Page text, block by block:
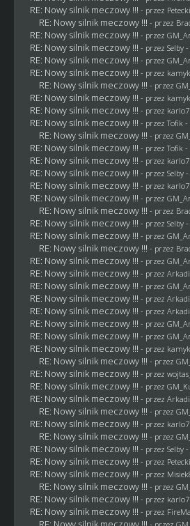
RE: Nowy silnik meczowy !!! - przez Petecki
RE: Nowy silnik meczowy !!! - przez
RE: Nowy silnik meczowy !!! - przez
RE: Nowy silnik meczowy !!! - przez Selby-
RE: Nowy silnik meczowy !!! - przez
RE: Nowy silnik meczowy !!! - przez
RE: Nowy silnik meczowy !!! - przez
RE: Nowy silnik meczowy !!! - przez
RE: Nowy silnik meczowy !!! - przez
RE: Nowy silnik meczowy !!! - przezTofik -
RE: Nowy silnik meczowy !!! - przez
RE: Nowy silnik meczowy !!! - przezTofik -
RE: Nowy silnik meczowy !!! - przez
RE: Nowy silnik meczowy !!! - przez Selby-
RE: Nowy silnik meczowy !!! - przez
RE: Nowy silnik meczowy !!! - przez
RE: Nowy silnik meczowy !!! - przez
RE: Nowy silnik meczowy !!! - przez Selby-
RE: Nowy silnik meczowy !!! - przez
RE: Nowy silnik meczowy !!! - przez
RE: Nowy silnik meczowy !!! - przez
RE: Nowy silnik meczowy !!! - przez
RE: Nowy silnik meczowy !!! - przez
RE: Nowy silnik meczowy !!! - przez
RE: Nowy silnik meczowy !!! - przez
RE: Nowy silnik meczowy !!! - przez
RE: Nowy silnik meczowy !!! - przez
RE: Nowy silnik meczowy !!! - przez
RE: Nowy silnik meczowy !!! - przez
RE: Nowy silnik meczowy !!! - przez
RE: Nowy silnik meczowy !!! - przez
RE: Nowy silnik meczowy !!! - przez
RE: Nowy silnik meczowy !!! - przez
RE: Nowy silnik meczowy !!! - przez
RE: Nowy silnik meczowy !!! - przez
RE: Nowy silnik meczowy !!! - przez Selby-
RE: Nowy silnik meczowy !!! - przez Petecki
RE: Nowy silnik meczowy !!! - przez
RE: Nowy silnik meczowy !!! - przez
RE: Nowy silnik meczowy !!! - przez
RE: Nowy silnik meczowy !!! - przez